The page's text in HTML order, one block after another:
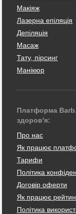
Макіяж
Лазерна епіляція
Депіляція
Масаж
Тату, пірсинг
Манікюр
Платформа
здоров'я:
Про нас
Як працює
Тарифи
Політика
Договір оферти
Як працює
Політика